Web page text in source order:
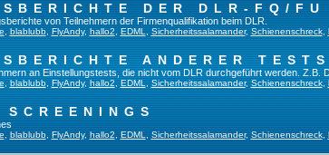
DER DLR-FQ/FU
von Teilnehmern der Firmenqualifikation beim DLR.
, blablubb, FlyAndy, hallo2 EDML Sicherheitssalamander, Schienenschreck,
ANDERER TESTS
an Einstellungstests, die nicht vom DLR durchgeführt werden. Z.B.
blablubb, FlyAndy, hallo2 EDML Sicherheitssalamander, Schienenschreck,
, blablubb, FlyAndy, hallo2 EDML Sicherheitssalamander, Schienenschreck,